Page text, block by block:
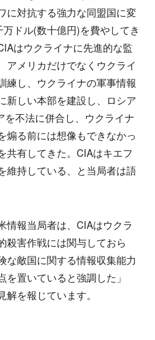
に対抗する強力な同盟国に変
ドル(数十億円)を費やしてき
はウクライナに先進的な監
アメリカだけでなくウクライ
練し、ウクライナの軍事情報
新しい本部を建設し、ロシア
を不法に併合し、ウクライナ
煽る前には想像もできなかっ
共有してきた。CIAはキエフ
維持している、と当局者は語
情報当局者は、CIAはウクラ
殺害作戦には関与しておら
な敵国に関する情報収集能力
を置いていると強調した」
解を報じています。